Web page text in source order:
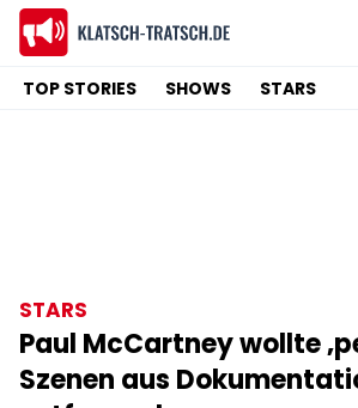
TOP STORIES SHOWS STARS
STARS
Paul McCartney wollte
Szenen aus